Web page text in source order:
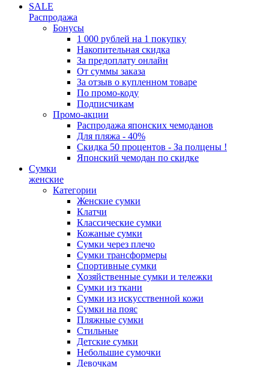
SALE
Распродажа
Бонусы
1 000 рублей на 1 покупку
Накопительная скидка
За предоплату онлайн
От суммы заказа
За отзыв о купленном товаре
По промо-коду
Подписчикам
Промо-акции
Распродажа японских чемоданов
Для пляжа - 40%
Скидка 50 процентов - За полцены !
Японский чемодан по скидке
Сумки
женские
Категории
Женские сумки
Клатчи
Классические сумки
Кожаные сумки
Сумки через плечо
Сумки трансформеры
Спортивные сумки
Хозяйственные сумки и тележки
Сумки из ткани
Сумки из искусственной кожи
Сумки на пояс
Пляжные сумки
Стильные
Детские сумки
Небольшие сумочки
Девочкам